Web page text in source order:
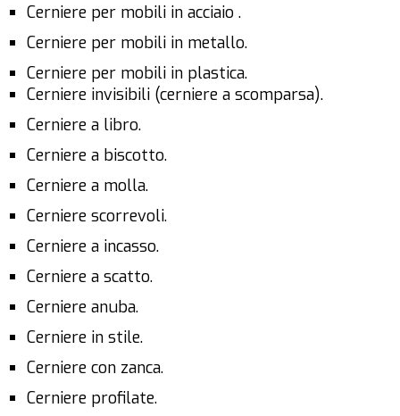
Cerniere per mobili in acciaio .
Cerniere per mobili in metallo.
Cerniere per mobili in plastica.
Cerniere invisibili (cerniere a scomparsa).
Cerniere a libro.
Cerniere a biscotto.
Cerniere a molla.
Cerniere scorrevoli.
Cerniere a incasso.
Cerniere a scatto.
Cerniere anuba.
Cerniere in stile.
Cerniere con zanca.
Cerniere profilate.